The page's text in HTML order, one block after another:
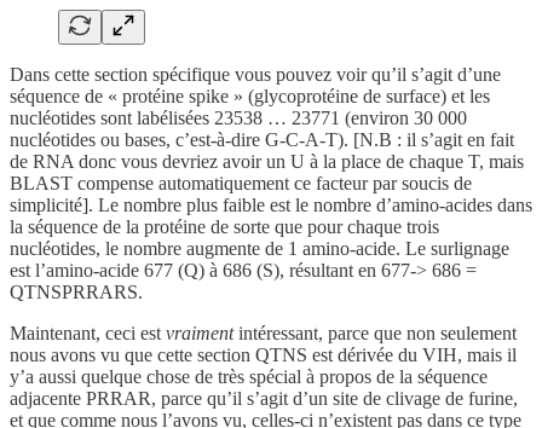
Dans cette section spécifique vous pouvez voir qu’il s’agit d’une
séquence de « protéine spike » (glycoprotéine de surface) et les
nucléotides sont labélisées 23538 … 23771 (environ 30 000
nucléotides ou bases, c’est-à-dire G-C-A-T). [N.B : il s’agit en fait
de RNA donc vous devriez avoir un U à la place de chaque T, mais
BLAST compense automatiquement ce facteur par soucis de
simplicité]. Le nombre plus faible est le nombre d’amino-acides dans
la séquence de la protéine de sorte que pour chaque trois
nucléotides, le nombre augmente de 1 amino-acide. Le surlignage
est l’amino-acide 677 (Q) à 686 (S), résultant en 677-> 686 =
QTNSPRRARS.
Maintenant, ceci est vraimentintéressant, parce que non seulement
nous avons vu que cette section QTNS est dérivée du VIH, mais il
y’a aussi quelque chose de très spécial à propos de la séquence
adjacente PRRAR, parce qu’il s’agit d’un site de clivage de furine,
et que comme nous l’avons vu, celles-ci n’existent pas dans ce type